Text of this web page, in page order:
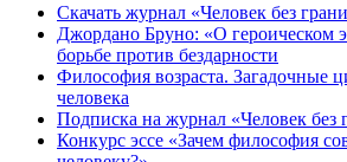
Скачать журнал «Человек без
Джордано Бруно: «О героическом
борьбе против бездарности
Философия возраста. Загадочные
человека
Подписка на журнал «Человек без
Конкурс эссе «Зачем философия